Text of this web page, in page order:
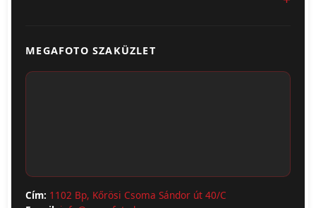
Poszter & Falikép
Fotónaptár
Szállítás & Fizetés
MEGAFOTO SZAKÜZLET
Cím: 1102 Bp, Kőrösi Csoma Sándor út 40/C